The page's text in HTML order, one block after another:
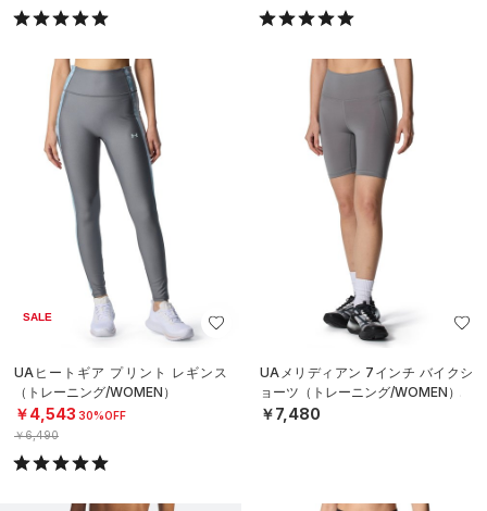
SALE
UAヒートギア プリント レギンス
（トレーニング/WOMEN）
￥4,543 30%OFF
￥6,490
UAメリディアン 7インチ バイクシ
ョーツ（トレーニング/WOMEN）
￥7,480